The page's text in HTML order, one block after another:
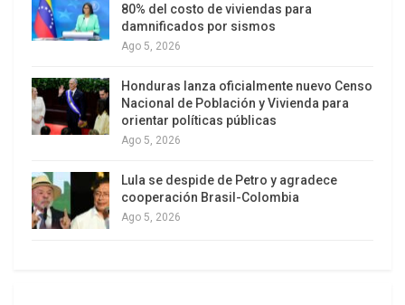
80% del costo de viviendas para
damnificados por sismos
Ago 5, 2026
Honduras lanza oficialmente nuevo Censo
Nacional de Población y Vivienda para
orientar políticas públicas
Ago 5, 2026
Lula se despide de Petro y agradece
cooperación Brasil-Colombia
Ago 5, 2026